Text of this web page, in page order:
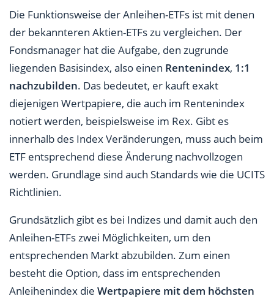
Die Funktionsweise der Anleihen-ETFs ist mit denen
der bekannteren Aktien-ETFs zu vergleichen. Der
Fondsmanager hat die Aufgabe, den zugrunde
liegenden Basisindex, also einen Rentenindex, 1:1
nachzubilden. Das bedeutet, er kauft exakt
diejenigen Wertpapiere, die auch im Rentenindex
notiert werden, beispielsweise im Rex. Gibt es
innerhalb des Index Veränderungen, muss auch beim
ETF entsprechend diese Änderung nachvollzogen
werden. Grundlage sind auch Standards wie die UCITS
Richtlinien.
Grundsätzlich gibt es bei Indizes und damit auch den
Anleihen-ETFs zwei Möglichkeiten, um den
entsprechenden Markt abzubilden. Zum einen
besteht die Option, dass im entsprechenden
Anleihenindex die Wertpapiere mit dem höchsten